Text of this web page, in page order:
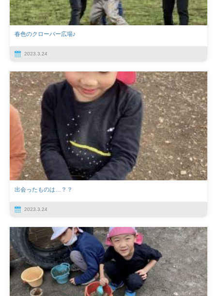
春色のクローバー広場♪
2023.3.24
出会ったものは…？？
2023.3.24